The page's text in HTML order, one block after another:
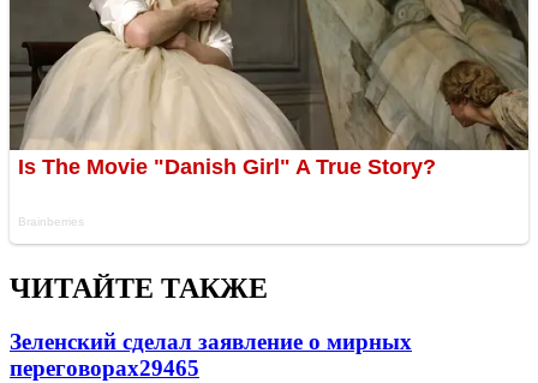
ЧИТАЙТЕ ТАКЖЕ
Зеленский сделал заявление о мирных
переговорах29465